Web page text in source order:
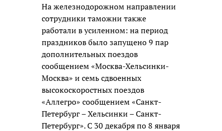
На железнодорожном направлении
сотрудники таможни также
работали в усиленном: на период
праздников было запущено 9 пар
дополнительных поездов
сообщением «Москва-Хельсинки-
Москва» и семь сдвоенных
высокоскоростных поездов
«Аллегро» сообщением «Санкт-
Петербург – Хельсинки – Санкт-
Петербург». С 30 декабря по 8 января